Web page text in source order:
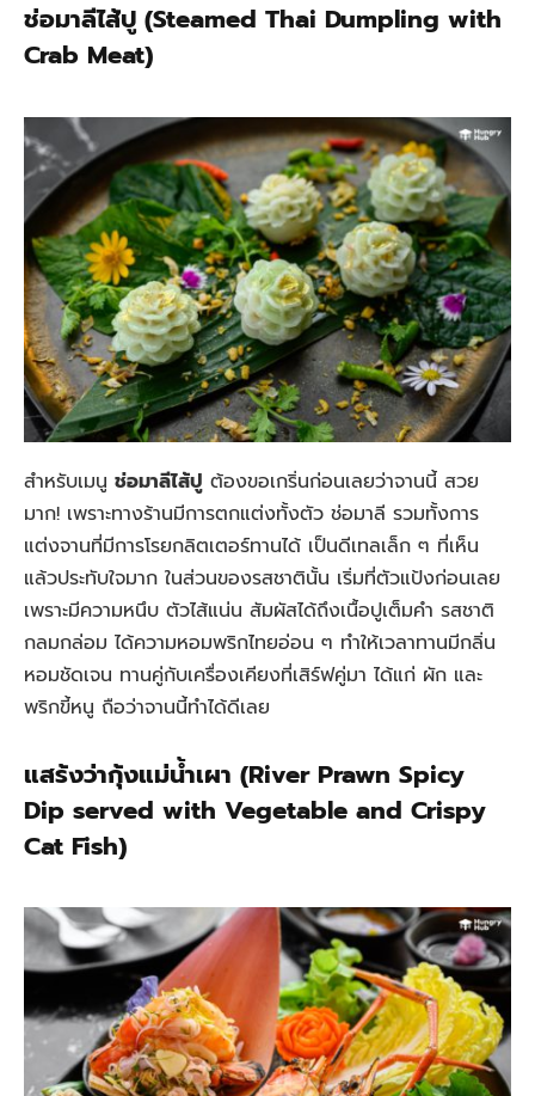
ช่อมาลีไส้ปู (Steamed Thai Dumpling with
Crab Meat)
สำหรับเมนู ช่อมาลีไส้ปู ต้องขอเกริ่นก่อนเลยว่าจานนี้ สวย
มาก! เพราะทางร้านมีการตกแต่งทั้งตัว ช่อมาลี รวมทั้งการ
แต่งจานที่มีการโรยกลิตเตอร์ทานได้ เป็นดีเทลเล็ก ๆ ที่เห็น
แล้วประทับใจมาก ในส่วนของรสชาตินั้น เริ่มที่ตัวแป้งก่อนเลย
เพราะมีความหนึบ ตัวไส้แน่น สัมผัสได้ถึงเนื้อปูเต็มคำ รสชาติ
กลมกล่อม ได้ความหอมพริกไทยอ่อน ๆ ทำให้เวลาทานมีกลิ่น
หอมชัดเจน ทานคู่กับเครื่องเคียงที่เสิร์ฟคู่มา ได้แก่ ผัก และ
พริกขี้หนู ถือว่าจานนี้ทำได้ดีเลย
แสร้งว่ากุ้งแม่น้ำเผา (River Prawn Spicy
Dip served with Vegetable and Crispy
Cat Fish)